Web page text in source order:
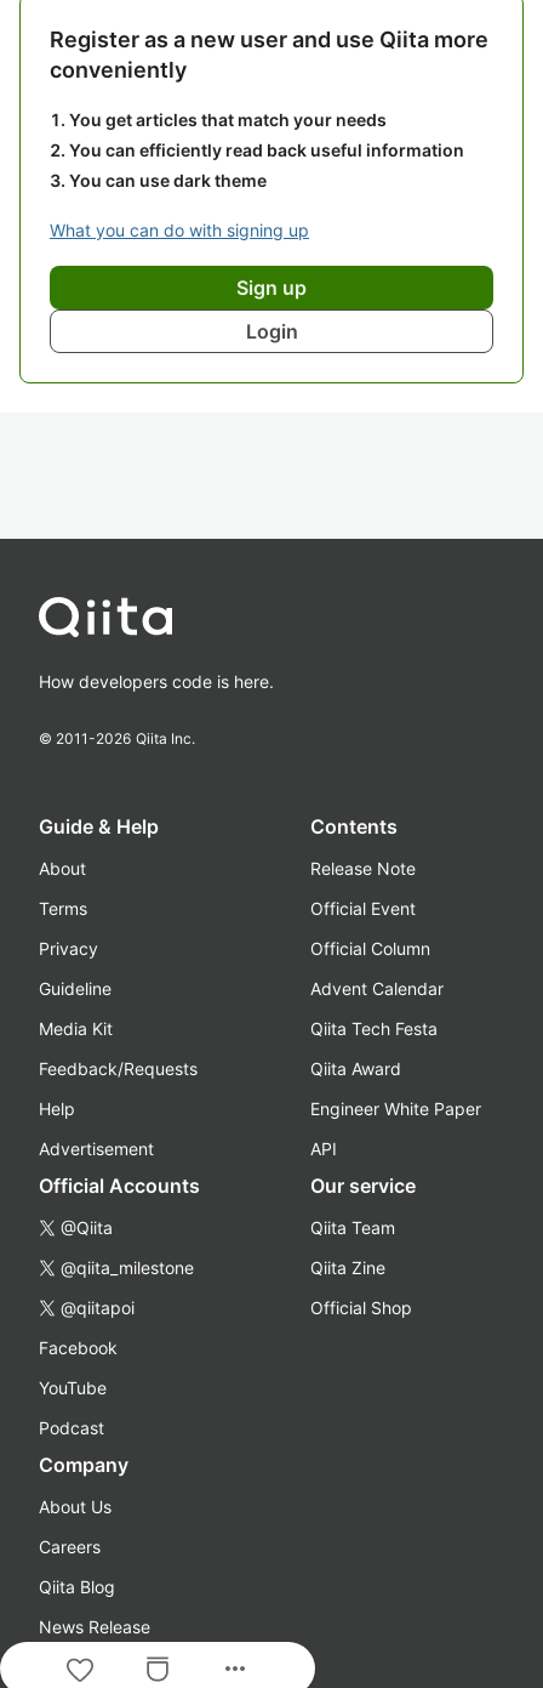
Register as a new user and use Qiita more
conveniently
You get articles that match your needs
You can efficiently read back useful information
You can use dark theme
What you can do with signing up
Sign up
Login
more_horiz
How developers code is here.
© 2011-2026 Qiita Inc.
Guide & Help
About
Terms
Privacy
Guideline
Media Kit
Feedback/Requests
Help
Advertisement
Contents
Release Note
Official Event
Official Column
Advent Calendar
Qiita Tech Festa
Qiita Award
Engineer White Paper
API
Official Accounts
@Qiita
@qiita_milestone
@qiitapoi
Facebook
YouTube
Podcast
Our service
Qiita Team
Qiita Zine
Official Shop
Company
About Us
Careers
Qiita Blog
News Release